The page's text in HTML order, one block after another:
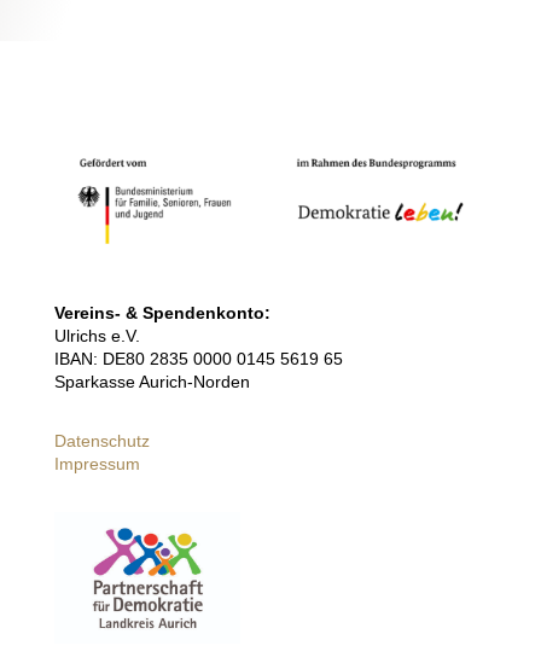
Vereins- & Spendenkonto:
Ulrichs e.V.
IBAN: DE80 2835 0000 0145 5619 65
Sparkasse Aurich-Norden
Datenschutz
Impressum